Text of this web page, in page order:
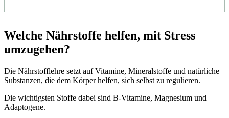
Welche Nährstoffe helfen, mit Stress
umzugehen?
Die Nährstofflehre setzt auf Vitamine, Mineralstoffe und natürliche
Substanzen, die dem Körper helfen, sich selbst zu regulieren.
Die wichtigsten Stoffe dabei sind B-Vitamine, Magnesium und
Adaptogene.